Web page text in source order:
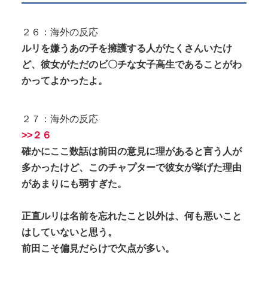
２６：海外の反応
ルリを嫌うあの子を擁護する人がたくさんいたけ
ど、彼女がただのビ〇チな女子高生であることがわ
かってよかったよ。
２７：海外の反応
>>２６
確かにここ数話は前田の意見に理があると言う人が
多かったけど、このチャプターで彼女が挙げた理由
があまりにも弱すぎた。
正直ルリは名前を忘れたこと以外は、何も悪いこと
はしていないと思う。
前田こそ偏見だらけで欠点が多い。